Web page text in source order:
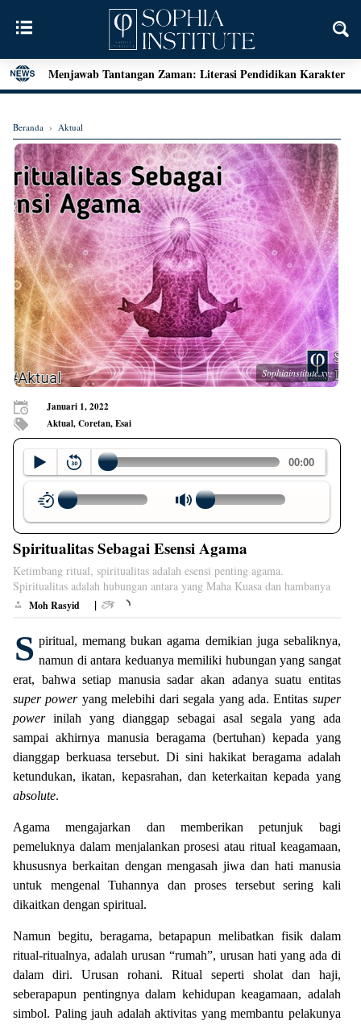
Menjawab Tantangan Zaman: Literasi Pendidikan Karakter
dan Dialog Sains dalam Kegiatan Bedah Buku Palu
Mengenal Teori Etika Immanuel Kant
Momen Terakhir Plato
Locke dan Pertanyaan Seputar Identitas Diri
Augustine on Happiness and Time
Seni Menarik Kesimpulan ala Bertrand Russel
Menjelajahi Hakikat Etika: Sebuah Refleksi dari Aristoteles
hingga Kant
Good Is Good: Menyingkap Hakikat Kebaikan Bersama
George Edward Moore
Kebebasan Sebagai Jembatan Transendensi: Menyelami
Filsafat Eksistensial Mulla Sadra
Beranda › Aktual
Sophiainstitute.xyz
Januari 1, 2022
Aktual, Coretan, Esai
Spiritualitas Sebagai Esensi Agama
Ketimbang ritual, spiritualitas adalah esensi penting agama.
Spiritualitas adalah hubungan antara yang Maha Kuasa dan hambanya
Moh Rasyid |
S piritual, memang bukan agama demikian juga sebaliknya,
namun di antara keduanya memiliki hubungan yang sangat
erat, bahwa setiap manusia sadar akan adanya suatu entitas
super poweryang melebihi dari segala yang ada. Entitas super
powerinilah yang dianggap sebagai asal segala yang ada
sampai akhirnya manusia beragama (bertuhan) kepada yang
dianggap berkuasa tersebut. Di sini hakikat beragama adalah
ketundukan, ikatan, kepasrahan, dan keterkaitan kepada yang
absolute.
Agama mengajarkan dan memberikan petunjuk bagi
pemeluknya dalam menjalankan prosesi atau ritual keagamaan,
khususnya berkaitan dengan mengasah jiwa dan hati manusia
untuk mengenal Tuhannya dan proses tersebut sering kali
dikaitkan dengan spiritual.
Namun begitu, beragama, betapapun melibatkan fisik dalam
ritual-ritualnya, adalah urusan “rumah”, urusan hati yang ada di
dalam diri. Urusan rohani. Ritual seperti sholat dan haji,
seberapapun pentingnya dalam kehidupan keagamaan, adalah
simbol. Paling jauh adalah aktivitas yang membantu pelakunya